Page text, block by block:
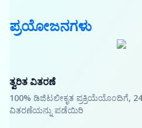
ಪ್ರಯೋಜನಗಳು
ತ್ವರಿತ ವಿತರಣೆ
100% ಡಿಜಿಟಲೀಕೃತ ಪ್ರಕ್ರಿಯೆಯೊಂದಿಗೆ,
ವಿತರಣೆಯನ್ನು ಪಡೆಯಿರಿ